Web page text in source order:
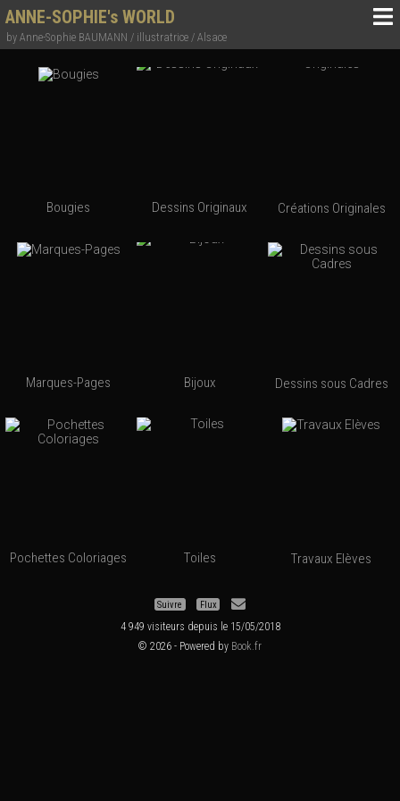
ANNE-SOPHIE's WORLD
by Anne-Sophie BAUMANN / illustratrice / Alsace
Bougies Dessins Originaux Créations Originales
Marques-Pages Bijoux Dessins sous Cadres
Pochettes Coloriages Toiles Travaux Elèves
Suivre Flux
4 949 visiteurs depuis le 15/05/2018
© 2026 - Powered by Book.fr